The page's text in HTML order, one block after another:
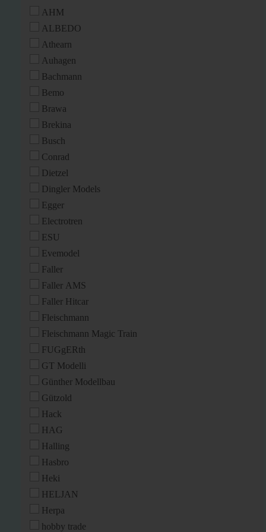
AHM
ALBEDO
Athearn
Auhagen
Bachmann
Bemo
Brawa
Brekina
Busch
Conrad
Dietzel
Dingler Models
Egger
Electrotren
ESU
Evemodel
Faller
Faller AMS
Faller Hitcar
Fleischmann
Fleischmann Magic Train
FUGgERth
GT Modelli
Günther Modellbau
Gützold
Hack
HAG
Halling
Hasbro
Heki
HELJAN
Herpa
hobby trade